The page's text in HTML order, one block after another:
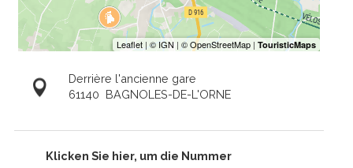
Derrière l'ancienne gare
61140 BAGNOLES-DE-L'ORNE
Klicken Sie hier, um die Nummer